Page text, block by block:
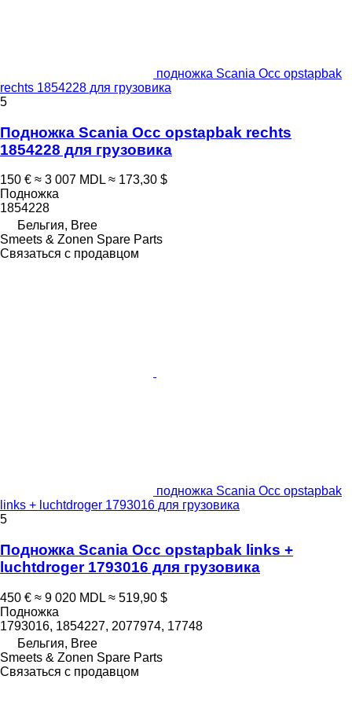
подножка Scania Occ opstapbak
rechts 1854228 для грузовика
5
Подножка Scania Occ opstapbak rechts
1854228 для грузовика
150 € ≈ 3 007 MDL ≈ 173,30 $
Подножка
1854228
Бельгия, Bree
Smeets & Zonen Spare Parts
Связаться с продавцом
подножка Scania Occ opstapbak
links + luchtdroger 1793016 для грузовика
5
Подножка Scania Occ opstapbak links +
luchtdroger 1793016 для грузовика
450 € ≈ 9 020 MDL ≈ 519,90 $
Подножка
1793016, 1854227, 2077974, 17748
Бельгия, Bree
Smeets & Zonen Spare Parts
Связаться с продавцом